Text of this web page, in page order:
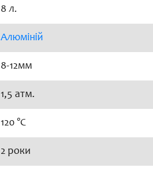
8 л.
Алюміній
8-12мм
1,5 атм.
120 °C
2 роки